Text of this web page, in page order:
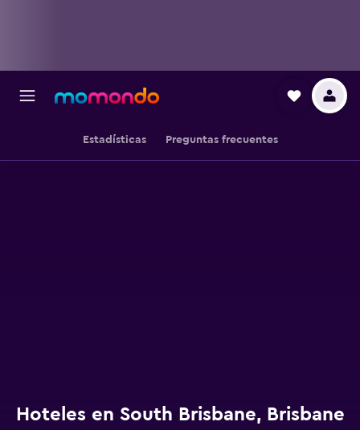
Estadísticas Preguntas frecuentes
Hoteles en South Brisbane, Brisbane